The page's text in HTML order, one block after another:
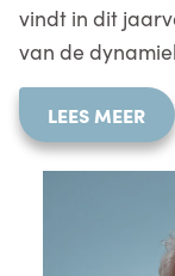
vindt in dit
van de
LEES MEER